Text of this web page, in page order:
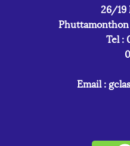
26/19
Phuttamonthon
Tel :
02
Email :